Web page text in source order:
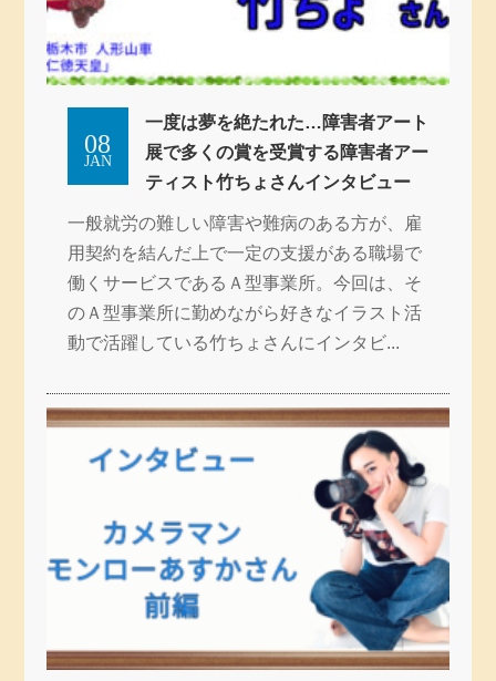
JAN
08
一度は夢を絶たれた…障害者アート
展で多くの賞を受賞する障害者アー
ティスト竹ちょさんインタビュー
一般就労の難しい障害や難病のある方が、雇
用契約を結んだ上で一定の支援がある職場で
働くサービスであるＡ型事業所。今回は、そ
のＡ型事業所に勤めながら好きなイラスト活
動で活躍している竹ちょさんにインタビ...